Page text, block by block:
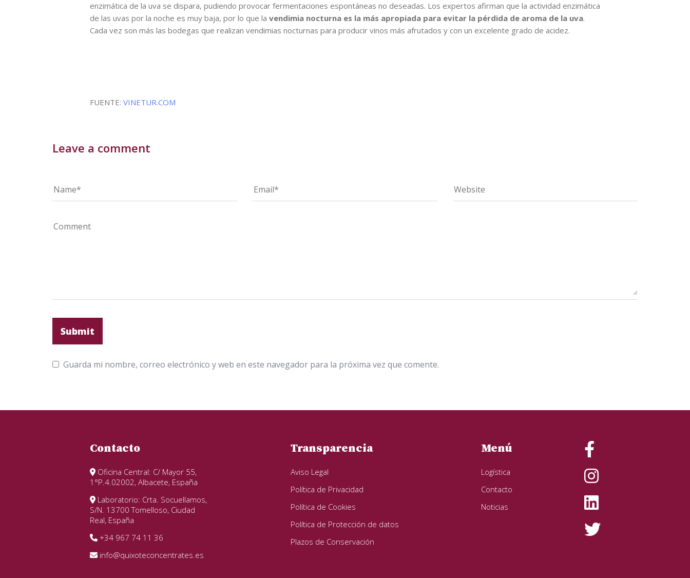
enzimática de la uva se dispara, pudiendo provocar fermentaciones espontáneas no deseadas. Los expertos afirman que la actividad enzimática
de las uvas por la noche es muy baja, por lo que la vendimia nocturna es la más apropiada para evitar la pérdida de aroma de la uva.
Cada vez son más las bodegas que realizan vendimias nocturnas para producir vinos más afrutados y con un excelente grado de acidez.
FUENTE: VINETUR.COM
Leave a comment
Guarda mi nombre, correo electrónico y web en este navegador para la próxima vez que comente.
Contacto
Oficina Central: C/ Mayor 55,
1°P.4.02002, Albacete, España
Laboratorio: Crta. Socuellamos,
S/N. 13700 Tomelloso, Ciudad
Real, España
+34 967 74 11 36
info@quixoteconcentrates.es
Transparencia
Aviso Legal
Política de Privacidad
Política de Cookies
Política de Protección de datos
Plazos de Conservación
Menú
Logística
Contacto
Noticias